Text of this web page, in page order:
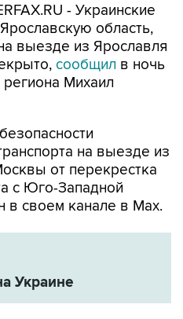
- Украинские
область,
выезде из Ярославля
сообщил в ночь
региона Михаил
на выезде из
от перекрестка
с Юго-Западной
в своем канале в Мах.
Украине